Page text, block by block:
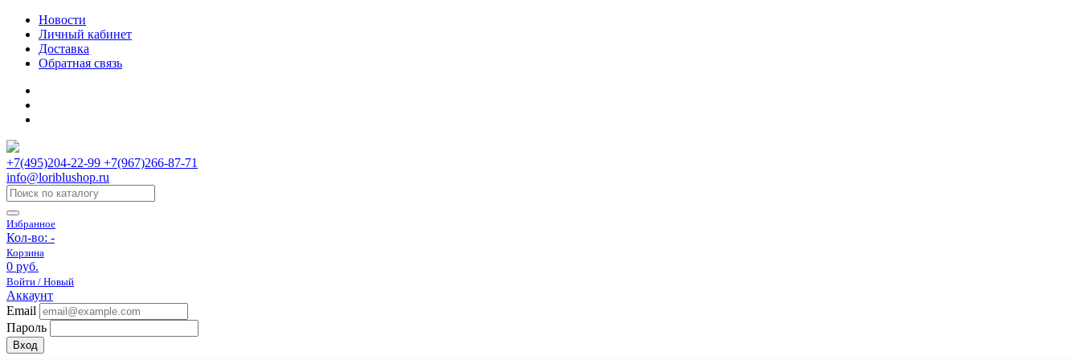
Новости
Личный кабинет
Доставка
Обратная связь
+7(495)204-22-99 +7(967)266-87-71
info@loriblushop.ru
Избранное
Кол-во: -
Корзина
0 руб.
Войти / Новый
Аккаунт
Email
Пароль
Вход